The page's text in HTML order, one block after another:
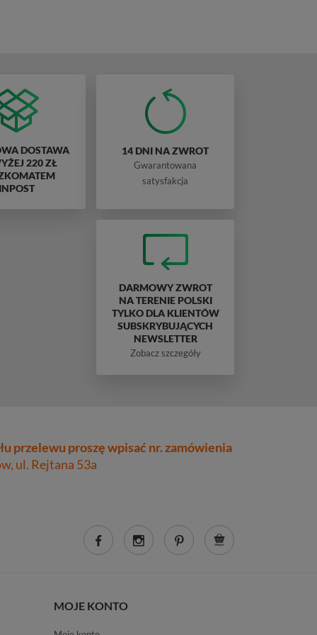
DOSTAWA
220 ZŁ
INPOST
14 DNI NA ZWROT
Gwarantowana
satysfakcja
DARMOWY ZWROT
NA TERENIE POLSKI
TYLKO DLA KLIENTÓW
SUBSKRYBUJĄCYCH
NEWSLETTER
Zobacz szczegóły
przelewu proszę wpisać nr. zamówienia
ul. Rejtana 53a
MOJE KONTO